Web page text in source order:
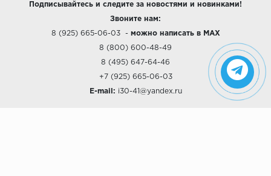
Подписывайтесь и следите за новостями и новинками!
Звоните нам:
8 (925) 665-06-03- можно написать в MAX
8 (800) 600-48-49
8 (495) 647-64-46
+7 (925) 665-06-03
E-mail: i30-41@yandex.ru